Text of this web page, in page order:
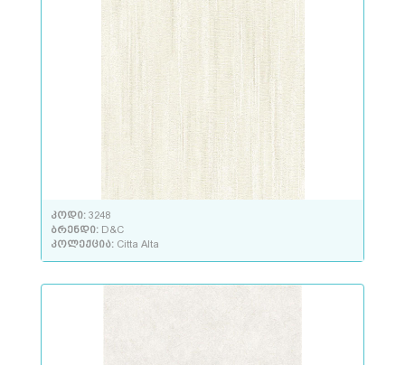
კოდი: 3248
ბრენდი: D&C
კოლექცია: Citta Alta